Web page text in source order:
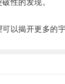
性的发现。
以揭开更多的宇